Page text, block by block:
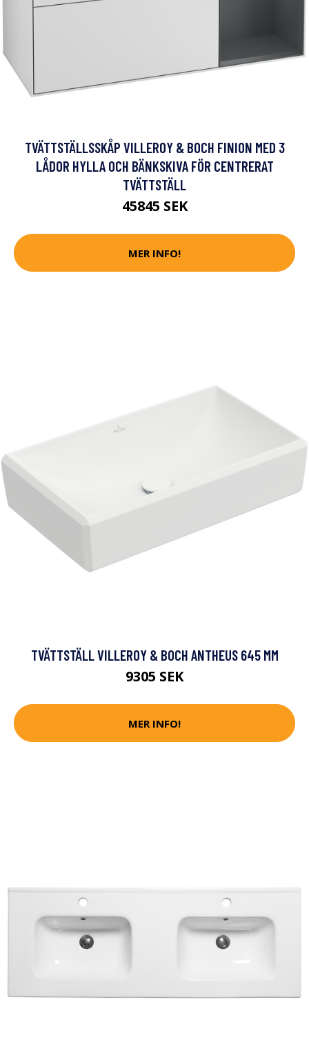
TVÄTTSTÄLLSSKÅP VILLEROY & BOCH FINION MED 3
LÅDOR HYLLA OCH BÄNKSKIVA FÖR CENTRERAT
TVÄTTSTÄLL
45845 SEK
MER INFO!
TVÄTTSTÄLL VILLEROY & BOCH ANTHEUS 645 MM
9305 SEK
MER INFO!